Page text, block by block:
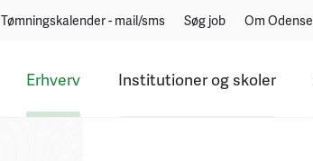
Tømningskalender - mail/sms Søg job Om
Erhverv Institutioner og skoler